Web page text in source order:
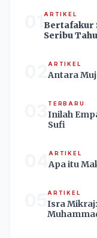
ARTIKEL
Bertafakur
Seribu
ARTIKEL
Antara
TERBARU
Inilah
Sufi
ARTIKEL
Apa itu
ARTIKEL
Isra